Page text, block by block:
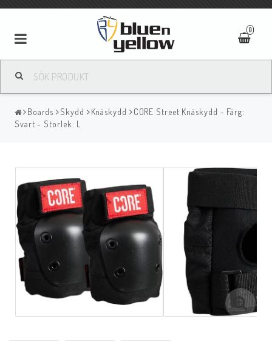
0
Boards Skydd Knäskydd
CORE Street Knäskydd - Färg:
Svart - Storlek: L